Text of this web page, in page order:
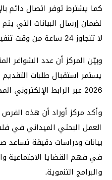
كما يشترط توفر اتصال دائم
لضمان إرسال البيانات التي
لا تتجاوز 24 ساعة من وقت تنفيذ العمل.
يستمر استقبال طلبات
2026 عبر الرابط الإلكتروني المخصص لذلك.
وأكد مركز أوراد أن هذه
العمل البحثي الميداني في
بيانات ودراسات دقيقة تساعد
في فهم القضايا الاجتماعية
والبرامج التنموية.